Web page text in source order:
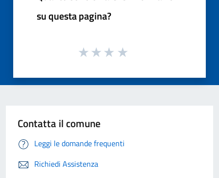
su questa pagina?
Contatta il comune
Leggi le domande frequenti
Richiedi Assistenza